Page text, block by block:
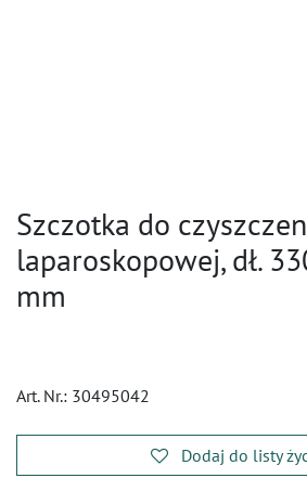
Szczotka do
laparoskopowej, dł.
mm
Art. Nr.: 30495042
Dodaj do listy